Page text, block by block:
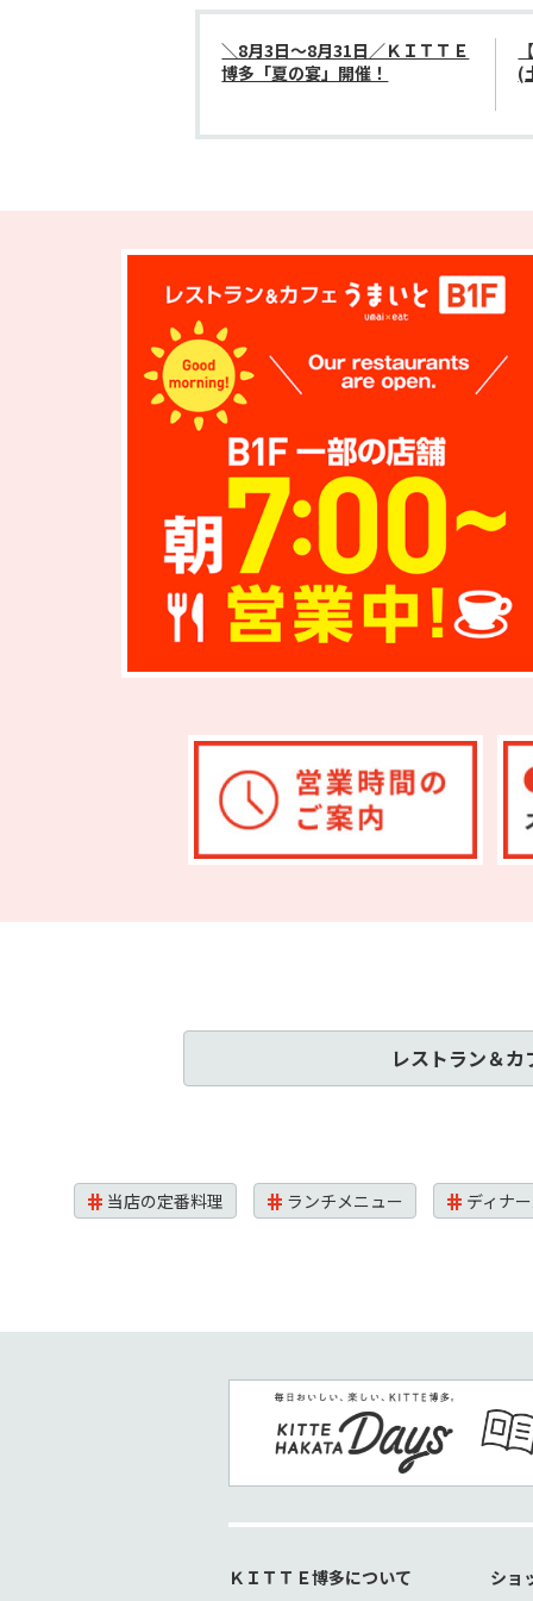
＼8月3日～8月31日／ＫＩＴＴＥ
博多「夏の宴」開催！
(
レストラン＆カ
当店の定番料理 ランチメニュー ディナ
ＫＩＴＴＥ博多について ショ